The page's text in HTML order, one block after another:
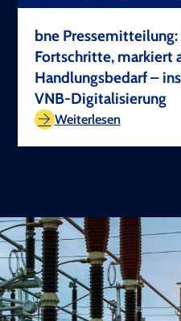
bne
Fortschritte, markiert
Handlungsbedarf –
VNB-Digitalisierung
Weiterlesen